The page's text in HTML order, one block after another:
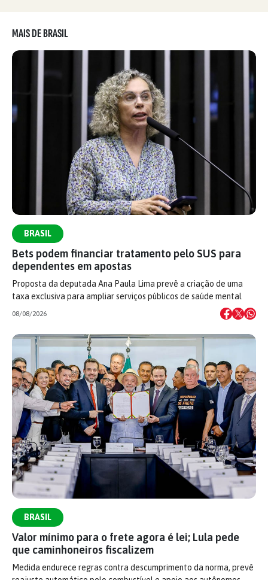
MAIS DE BRASIL
BRASIL
Bets podem financiar tratamento pelo SUS para
dependentes em apostas
Proposta da deputada Ana Paula Lima prevê a criação de uma
taxa exclusiva para ampliar serviços públicos de saúde mental
08/08/2026
BRASIL
Valor mínimo para o frete agora é lei; Lula pede
que caminhoneiros fiscalizem
Medida endurece regras contra descumprimento da norma, prevê